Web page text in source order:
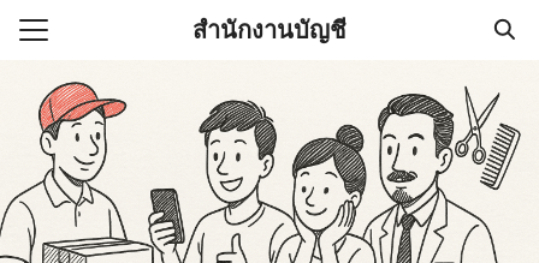
Skip
สำนักงานบัญชี
(ไม่มีชื่อ)
านบัญชี (Accounting
ช่วยสำคัญในการบริหาร
for: